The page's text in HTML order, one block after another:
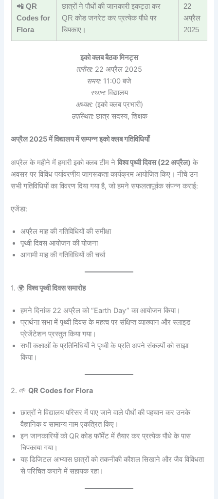
📲 QR
Codes for
Flora
छात्रों ने पौधों की जानकारी इकट्ठा कर
QR कोड जनरेट कर प्रत्येक पौधे पर
चिपकाए।
22
अप्रैल
2025
इको क्लब बैठक मिनट्स
तारीख: 22 अप्रैल 2025
समय: 11:00 बजे
स्थान:विद्यालय
अध्यक्ष:(इको क्लब प्रभारी)
उपस्थित:छात्र सदस्य, शिक्षक
अप्रैल 2025 में विद्यालय में सम्पन्न इको क्लब गतिविधियाँ
अप्रैल के महीने में हमारी इको क्लब टीम नेविश्व पृथ्वी दिवस (22 अप्रैल) के
अवसर पर विविध पर्यावरणीय जागरूकता कार्यक्रम आयोजित किए। नीचे उन
सभी गतिविधियों का विवरण दिया गया है, जो हमने सफलतापूर्वक संपन्न कराई:
एजेंडा:
अप्रैल माह की गतिविधियों की समीक्षा
पृथ्वी दिवस आयोजन की योजना
आगामी माह की गतिविधियों की चर्चा
1. 🌍विश्व पृथ्वी दिवस समारोह
हमने दिनांक 22 अप्रैल को “Earth Day” का आयोजन किया।
प्रार्थना सभा में पृथ्वी दिवस के महत्व पर संक्षिप्त व्याख्यान और स्लाइड
प्रेजेंटेशन प्रस्तुत किया गया।
सभी कक्षाओं के प्रतिनिधियों ने पृथ्वी के प्रति अपने संकल्पों को साझा
किया।
2. 🌱QR Codes for Flora
छात्रों ने विद्यालय परिसर में पाए जाने वाले पौधों की पहचान कर उनके
वैज्ञानिक व सामान्य नाम एकत्रित किए।
इन जानकारियों को QR कोड फॉर्मेट में तैयार कर प्रत्येक पौधे के पास
चिपकाया गया।
यह डिजिटल अभ्यास छात्रों को तकनीकी कौशल सिखाने और जैव विविधता
से परिचित कराने में सहायक रहा।